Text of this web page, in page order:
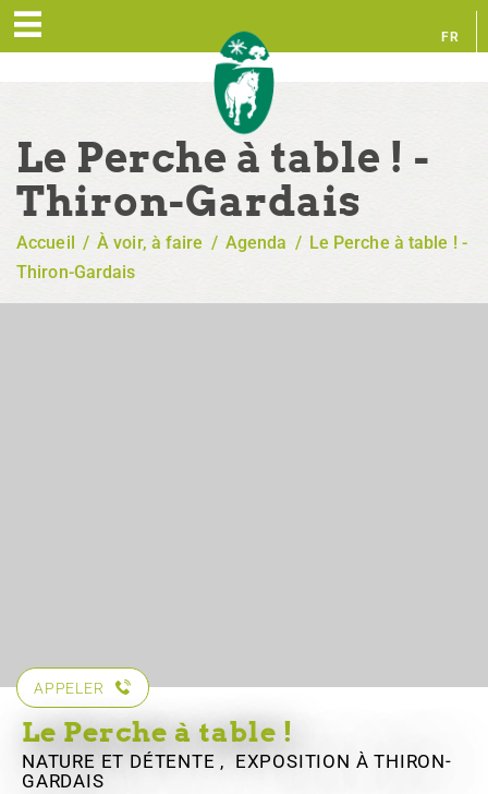
FR
Le Perche à table ! -
Thiron-Gardais
Accueil / À voir, à faire / Agenda / Le Perche à table ! -
Thiron-Gardais
APPELER
Le Perche à table !
NATURE ET DÉTENTE , EXPOSITION À THIRON-
GARDAIS